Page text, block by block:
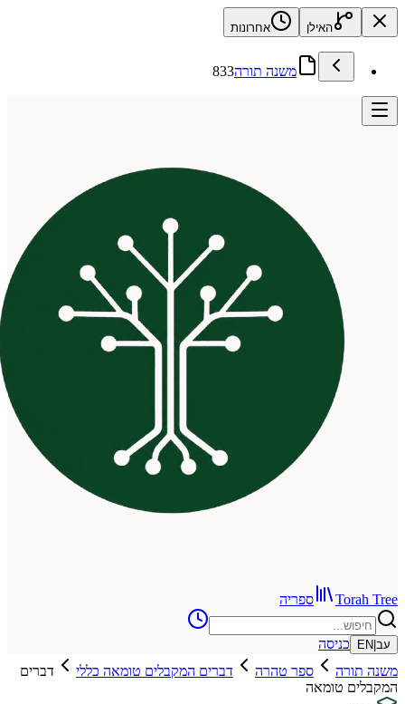
האילן אחרונות
משנה תורה833
ספריה
כניסה
ספר טהרה דברים המקבלים טומאה כללי
דברים
טומאה